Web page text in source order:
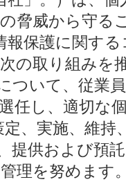
脅威から守る
報保護に関す
の取り組みを
ついて、従業
任し、適切な
、実施、維持
提供および預
理を努めます